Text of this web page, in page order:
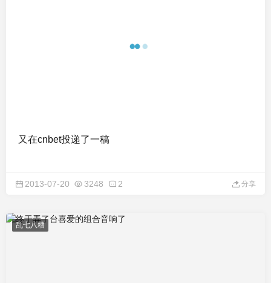
又在cnbet投递了一稿
2013-07-20 3248 2 分享
乱七八糟